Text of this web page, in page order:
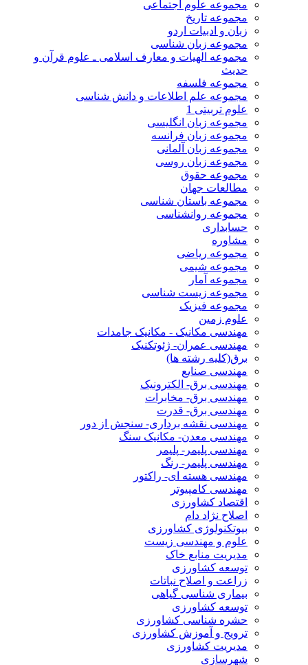
مجموعه علوم اجتماعی
مجموعه تاریخ
زبان و ادبیات اردو
مجموعه زبان شناسی
مجموعه الهیات و معارف اسلامی ـ علوم قرآن و
حدیث
مجموعه فلسفه
مجموعه علم اطلاعات و دانش شناسی
علوم تربیتی 1
مجموعه زبان انگلیسی
مجموعه زبان فرانسه
مجموعه زبان آلمانی
مجموعه زبان روسی
مجموعه حقوق
مطالعات جهان
مجموعه باستان شناسی
مجموعه روانشناسی
حسابداری
مشاوره
مجموعه ریاضی
مجموعه شیمی
مجموعه آمار
مجموعه زیست شناسی
مجموعه فیزیک
علوم زمین
مهندسی مکانیک - مکانیک جامدات
مهندسی عمران- ژئوتکنیک
برق(کلیه رشته ها)
مهندسی صنایع
مهندسی برق- الکترونیک
مهندسی برق- مخابرات
مهندسی برق- قدرت
مهندسی نقشه برداری- سنجش از دور
مهندسی معدن- مکانیک سنگ
مهندسی پلیمر- پلیمر
مهندسی پلیمر- رنگ
مهندسی هسته ای- راکتور
مهندسی کامپیوتر
اقتصاد کشاورزی
اصلاح نژاد دام
بیوتکنولوژی کشاورزی
علوم و مهندسی زیست
مدیریت منابع خاک
توسعه کشاورزی
زراعت و اصلاح نباتات
بیماری شناسی گیاهی
توسعه کشاورزی
حشره شناسی کشاورزی
ترویج و آموزش کشاورزی
مدیریت کشاورزی
شهرسازی